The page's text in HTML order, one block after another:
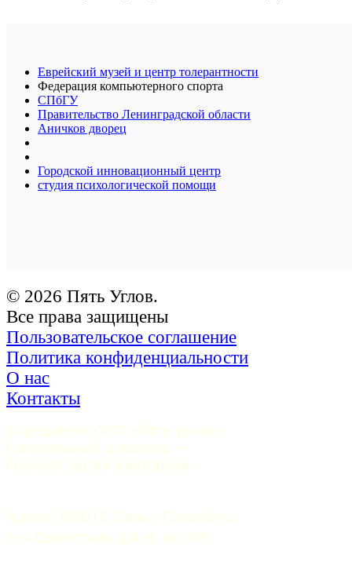
Еврейский музей и центр толерантности
Федерация компьютерного спорта
СПбГУ
Правительство Ленинградской области
Аничков дворец
Городской инновационный центр
студия психологической помощи
© 2026 Пять Углов.
Все права защищены
Пользовательское соглашение
Политика конфиденциальности
О нас
Контакты
Учредитель ООО «Пять углов».
Генеральный директор —
Грачев Сергей Викторович
Адрес: 191015, Санкт-Петербург,
9-я Советская, д.4-6, оф.415